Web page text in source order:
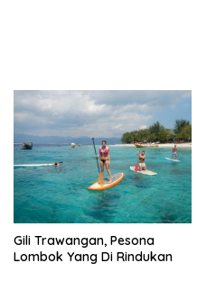
Gili Trawangan, Pesona
Lombok Yang Di Rindukan